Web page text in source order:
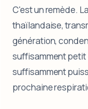
C'est un remède.
thaïlandaise,
génération,
suffisamment
suffisamment
prochaine